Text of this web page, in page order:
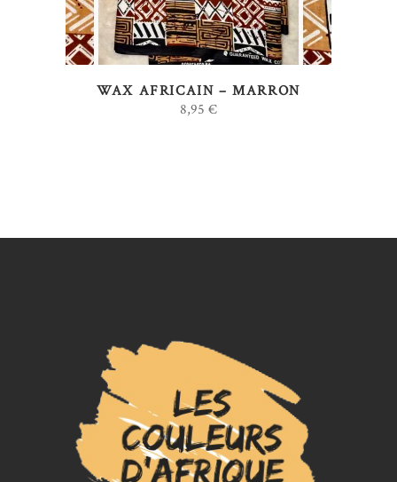
variations.
Les
options
peuvent
du
WAX AFRICAIN – MARRON
8,95 €